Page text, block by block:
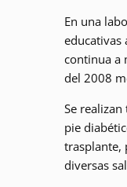
En una
educativas
continua a
del 2008
Se
pie
trasplante,
diversas